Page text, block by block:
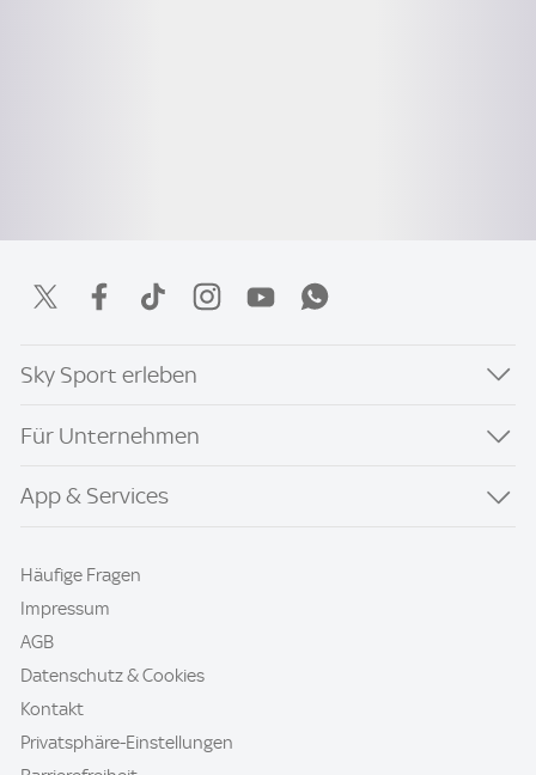
Sky Sport erleben
Für Unternehmen
App & Services
Häufige Fragen
Impressum
AGB
Datenschutz & Cookies
Kontakt
Privatsphäre-Einstellungen